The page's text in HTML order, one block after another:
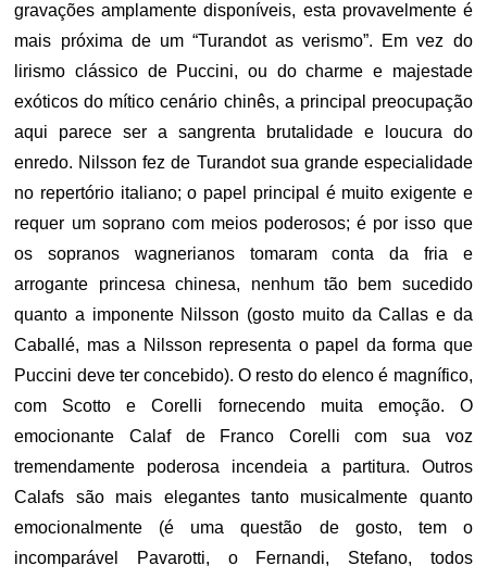
gravações amplamente disponíveis, esta provavelmente é
mais próxima de um “Turandot as verismo”. Em vez do
lirismo clássico de Puccini, ou do charme e majestade
exóticos do mítico cenário chinês, a principal preocupação
aqui parece ser a sangrenta brutalidade e loucura do
enredo. Nilsson fez de Turandot sua grande especialidade
no repertório italiano; o papel principal é muito exigente e
requer um soprano com meios poderosos; é por isso que
os sopranos wagnerianos tomaram conta da fria e
arrogante princesa chinesa, nenhum tão bem sucedido
quanto a imponente Nilsson (gosto muito da Callas e da
Caballé, mas a Nilsson representa o papel da forma que
Puccini deve ter concebido). O resto do elenco é magnífico,
com Scotto e Corelli fornecendo muita emoção. O
emocionante Calaf de Franco Corelli com sua voz
tremendamente poderosa incendeia a partitura. Outros
Calafs são mais elegantes tanto musicalmente quanto
emocionalmente (é uma questão de gosto, tem o
incomparável Pavarotti, o Fernandi, Stefano, todos